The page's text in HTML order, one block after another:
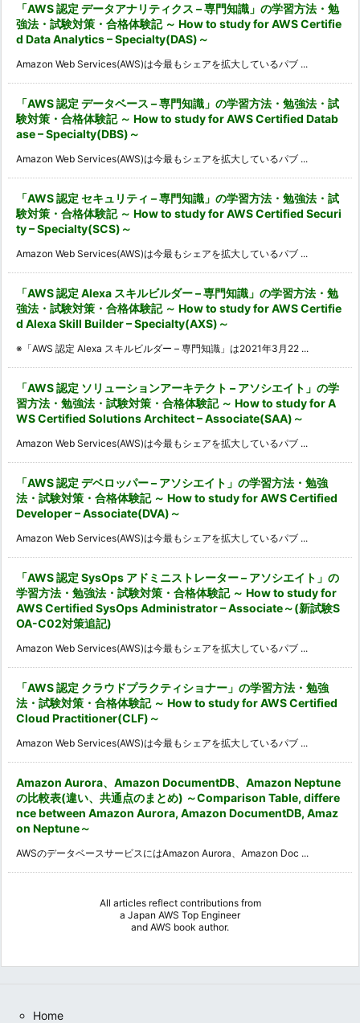
「AWS 認定 データアナリティクス – 専門知識」の学習方法・勉
強法・試験対策・合格体験記 ～ How to study for AWS Certifie
d Data Analytics – Specialty(DAS)～
Amazon Web Services(AWS)は今最もシェアを拡大しているパブ ...
「AWS 認定 データベース – 専門知識」の学習方法・勉強法・試
験対策・合格体験記 ～ How to study for AWS Certified Datab
ase – Specialty(DBS)～
Amazon Web Services(AWS)は今最もシェアを拡大しているパブ ...
「AWS 認定 セキュリティ – 専門知識」の学習方法・勉強法・試
験対策・合格体験記 ～ How to study for AWS Certified Securi
ty – Specialty(SCS)～
Amazon Web Services(AWS)は今最もシェアを拡大しているパブ ...
「AWS 認定 Alexa スキルビルダー – 専門知識」の学習方法・勉
強法・試験対策・合格体験記 ～ How to study for AWS Certifie
d Alexa Skill Builder – Specialty(AXS)～
※「AWS 認定 Alexa スキルビルダー – 専門知識」は2021年3月22 ...
「AWS 認定 ソリューションアーキテクト – アソシエイト」の学
習方法・勉強法・試験対策・合格体験記 ～ How to study for A
WS Certified Solutions Architect – Associate(SAA)～
Amazon Web Services(AWS)は今最もシェアを拡大しているパブ ...
「AWS 認定 デベロッパー – アソシエイト」の学習方法・勉強
法・試験対策・合格体験記 ～ How to study for AWS Certified
Developer – Associate(DVA)～
Amazon Web Services(AWS)は今最もシェアを拡大しているパブ ...
「AWS 認定 SysOps アドミニストレーター – アソシエイト」の
学習方法・勉強法・試験対策・合格体験記 ～ How to study for
AWS Certified SysOps Administrator – Associate～(新試験S
OA-C02対策追記)
Amazon Web Services(AWS)は今最もシェアを拡大しているパブ ...
「AWS 認定 クラウドプラクティショナー」の学習方法・勉強
法・試験対策・合格体験記 ～ How to study for AWS Certified
Cloud Practitioner(CLF)～
Amazon Web Services(AWS)は今最もシェアを拡大しているパブ ...
Amazon Aurora、Amazon DocumentDB、Amazon Neptune
の比較表(違い、共通点のまとめ) ～Comparison Table, differe
nce between Amazon Aurora, Amazon DocumentDB, Amaz
on Neptune～
AWSのデータベースサービスにはAmazon Aurora、Amazon Doc ...
All articles reflect contributions from
a Japan AWS Top Engineer
and AWS book author.
Home